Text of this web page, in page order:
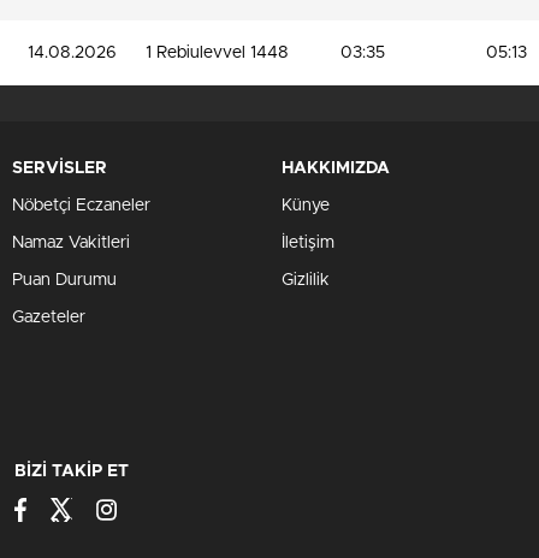
14.08.2026 1 Rebiulevvel 1448 03:35 05:13
SERVİSLER
Nöbetçi Eczaneler
Namaz Vakitleri
Puan Durumu
Gazeteler
HAKKIMIZDA
Künye
İletişim
Gizlilik
BİZİ TAKİP ET